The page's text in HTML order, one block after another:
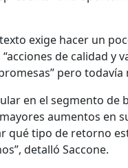
exige hacer un
de calidad y
pero todavía
en el segmento de
aumentos en
qué tipo de retorno
detalló Saccone.